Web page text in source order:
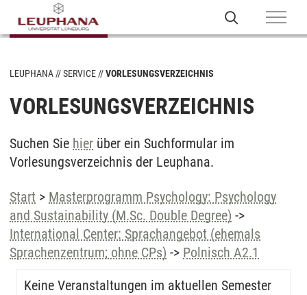
LEUPHANA SERVICE VORLESUNGSVERZEICHNIS
VORLESUNGSVERZEICHNIS
Suchen Sie hier über ein Suchformular im
Vorlesungsverzeichnis der Leuphana.
Start > Masterprogramm Psychology: Psychology
and Sustainability (M.Sc. Double Degree) ->
International Center: Sprachangebot (ehemals
Sprachenzentrum; ohne CPs) -> Polnisch A2.1
Keine Veranstaltungen im aktuellen Semester